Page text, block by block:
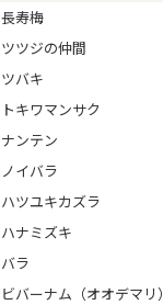
長寿梅
ツツジの仲間
ツバキ
トキワマンサク
ナンテン
ノイバラ
ハツユキカズラ
ハナミズキ
バラ
ビバーナム（オオデマリ）